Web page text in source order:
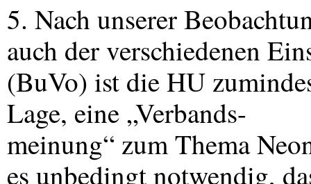
5. Nach unserer
auch der verschiedenen
(BuVo) ist die HU
Lage, eine „Verbands-
meinung“ zum Thema
es unbedingt notwendig,